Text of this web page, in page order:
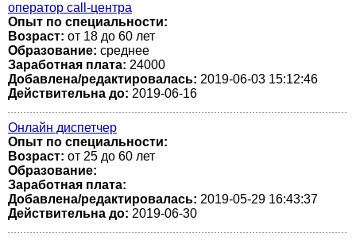
оператор call-центра
Опыт по специальности:
Возраст: от 18 до 60 лет
Образование: среднее
Заработная плата: 24000
Добавлена/редактировалась: 2019-06-03 15:12:46
Действительна до: 2019-06-16
Онлайн диспетчер
Опыт по специальности:
Возраст: от 25 до 60 лет
Образование:
Заработная плата:
Добавлена/редактировалась: 2019-05-29 16:43:37
Действительна до: 2019-06-30